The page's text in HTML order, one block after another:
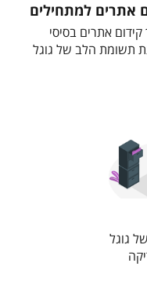
אתרים למתחילים
קידום אתרים בסיסי
תשומת הלב של גוגל
גוגל